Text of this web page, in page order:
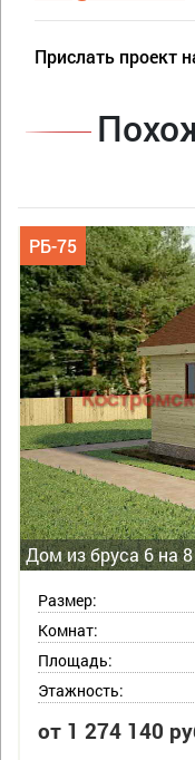
Прислать проект
Дом из бруса 6 на 8
РБ-75
Размер:
Комнат:
Площадь:
Этажность:
от 1 274 140